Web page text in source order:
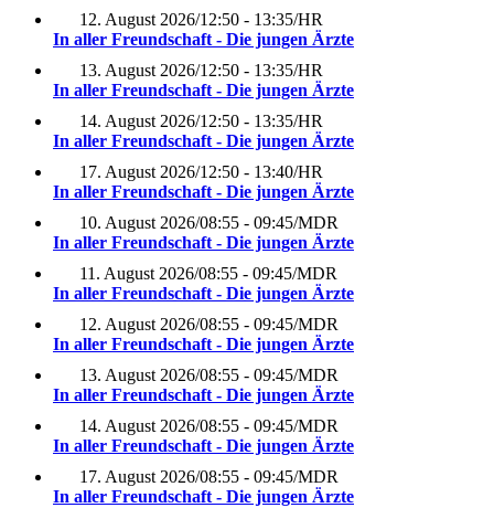
12. August 2026/12:50 - 13:35/HR
In aller Freundschaft - Die jungen Ärzte
13. August 2026/12:50 - 13:35/HR
In aller Freundschaft - Die jungen Ärzte
14. August 2026/12:50 - 13:35/HR
In aller Freundschaft - Die jungen Ärzte
17. August 2026/12:50 - 13:40/HR
In aller Freundschaft - Die jungen Ärzte
10. August 2026/08:55 - 09:45/MDR
In aller Freundschaft - Die jungen Ärzte
11. August 2026/08:55 - 09:45/MDR
In aller Freundschaft - Die jungen Ärzte
12. August 2026/08:55 - 09:45/MDR
In aller Freundschaft - Die jungen Ärzte
13. August 2026/08:55 - 09:45/MDR
In aller Freundschaft - Die jungen Ärzte
14. August 2026/08:55 - 09:45/MDR
In aller Freundschaft - Die jungen Ärzte
17. August 2026/08:55 - 09:45/MDR
In aller Freundschaft - Die jungen Ärzte